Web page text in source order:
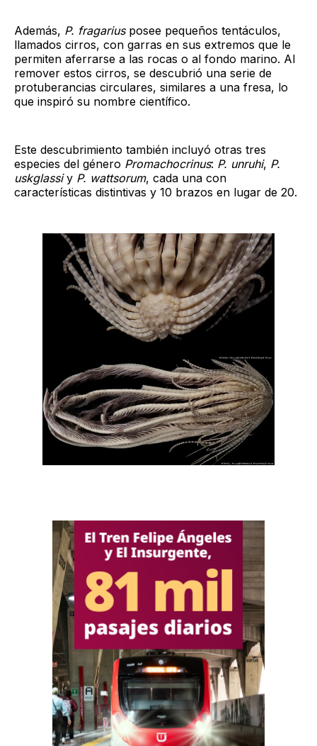
Además, P. fragariusposee pequeños tentáculos,
llamados cirros, con garras en sus extremos que le
permiten aferrarse a las rocas o al fondo marino. Al
remover estos cirros, se descubrió una serie de
protuberancias circulares, similares a una fresa, lo
que inspiró su nombre científico.
Este descubrimiento también incluyó otras tres
especies del género Promachocrinus: P. unruhi, P.
uskglassiy P. wattsorum, cada una con
características distintivas y 10 brazos en lugar de 20.